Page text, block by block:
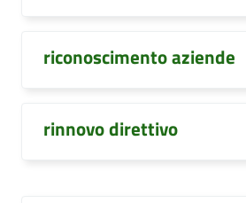
riconoscimento aziende
rinnovo direttivo